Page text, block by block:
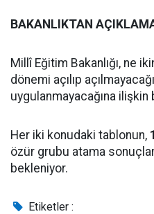
BAKANLIKTAN
Millî Eğitim Bakanlığı, ne
dönemi açılıp
uygulanmayacağına ilişkin
Her iki konudaki tablonun,
özür grubu atama
bekleniyor.
Etiketler :